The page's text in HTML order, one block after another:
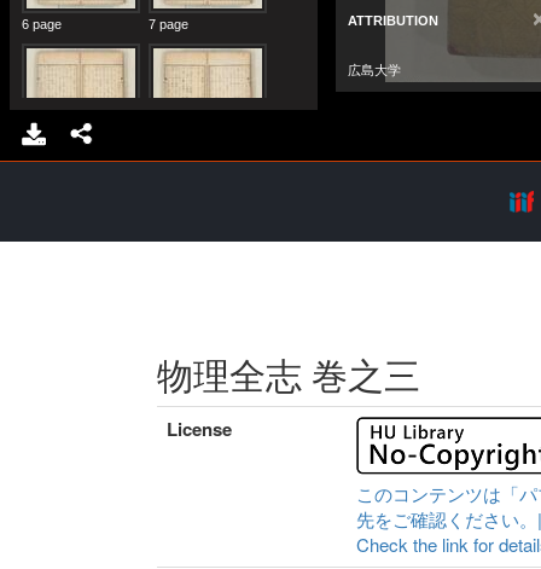
物理全志 巻之三
License
このコンテンツは「
先をご確認ください
Check the link for